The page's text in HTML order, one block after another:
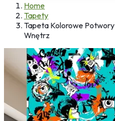
Home
Tapety
Tapeta Kolorowe
Wnętrz